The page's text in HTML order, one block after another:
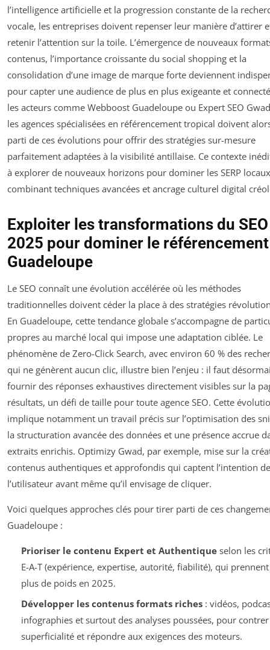
l’intelligence artificielle et la progression constante de la
vocale, les entreprises doivent repenser leur manière d’attirer
retenir l’attention sur la toile. L’émergence de nouveaux
contenus, l’importance croissante du social shopping et la
consolidation d’une image de marque forte deviennent
pour capter une audience de plus en plus exigeante et
les acteurs comme Webboost Guadeloupe ou Expert SEO
les agences spécialisées en référencement tropical doivent
parti de ces évolutions pour offrir des stratégies sur-mesure
parfaitement adaptées à la visibilité antillaise. Ce contexte
à explorer de nouveaux horizons pour dominer les SERP
combinant techniques avancées et ancrage culturel digital
Exploiter les transformations du
2025 pour dominer le
Guadeloupe
Le SEO connaît une évolution accélérée où les méthodes
traditionnelles doivent céder la place à des stratégies
En Guadeloupe, cette tendance globale s’accompagne de
propres au marché local qui impose une adaptation ciblée. Le
phénomène de Zero-Click Search, avec environ 60 % des
qui ne génèrent aucun clic, illustre bien l’enjeu : il faut
fournir des réponses exhaustives directement visibles sur la
résultats, un défi de taille pour toute agence SEO. Cette
implique notamment un travail précis sur l’optimisation des
la structuration avancée des données et une présence accrue
extraits enrichis. Optimizy Gwad, par exemple, mise sur la
contenus authentiques et approfondis qui captent l’intention de
l’utilisateur avant même qu’il envisage de cliquer.
Voici quelques approches clés pour tirer parti de ces
Guadeloupe :
Prioriser le contenu Expert et Authentiqueselon les
E-A-T (expérience, expertise, autorité, fiabilité), qui
plus de poids en 2025.
Développer les contenus formats riches: vidéos,
infographies et surtout des analyses poussées, pour
superficialité et répondre aux exigences des moteurs.